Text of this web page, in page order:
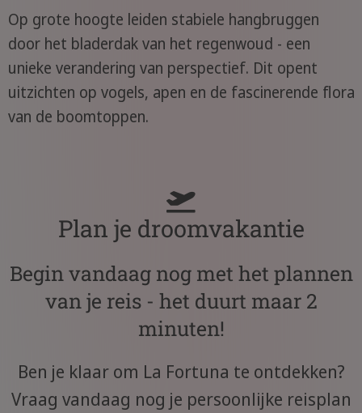
Op grote hoogte leiden stabiele hangbruggen
door het bladerdak van het regenwoud - een
unieke verandering van perspectief. Dit opent
uitzichten op vogels, apen en de fascinerende flora
van de boomtoppen.
Plan je droomvakantie
Begin vandaag nog met het plannen
van je reis - het duurt maar 2
minuten!
Ben je klaar om La Fortuna te ontdekken?
Vraag vandaag nog je persoonlijke reisplan